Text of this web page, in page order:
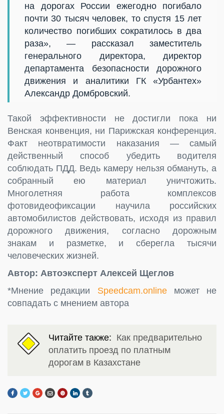
на дорогах России ежегодно погибало
почти 30 тысяч человек, то спустя 15 лет
количество погибших сократилось в два
раза», — рассказал заместитель
генерального директора, директор
департамента безопасности дорожного
движения и аналитики ГК «Урбантех»
Александр Домбровский.
Такой эффективности не достигли пока ни
Венская конвенция, ни Парижская конференция.
Факт неотвратимости наказания — самый
действенный способ убедить водителя
соблюдать ПДД. Ведь камеру нельзя обмануть, а
собранный ею материал уничтожить.
Многолетняя работа комплексов
фотовидеофиксации научила российских
автомобилистов действовать, исходя из правил
дорожного движения, согласно дорожным
знакам и разметке, и сберегла тысячи
человеческих жизней.
Автор: Автоэксперт Алексей Щеглов
*Мнение редакции Speedcam.onlineможет не
совпадать с мнением автора
Читайте также: Как предварительно
оплатить проезд по платным
дорогам в Казахстане